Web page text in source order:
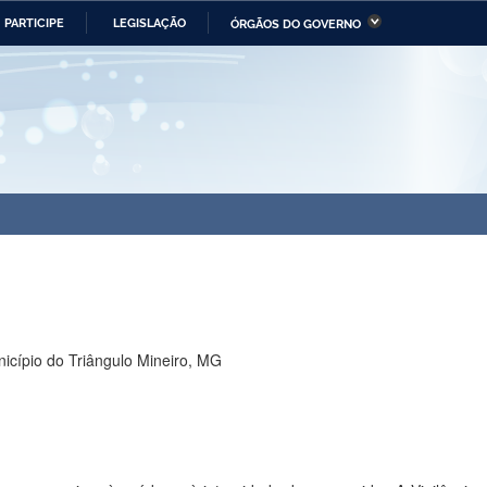
PARTICIPE LEGISLAÇÃO ÓRGÃOS DO GOVERNO
da Economia Ministério da Infraestrutura
do Triângulo Mineiro, MG